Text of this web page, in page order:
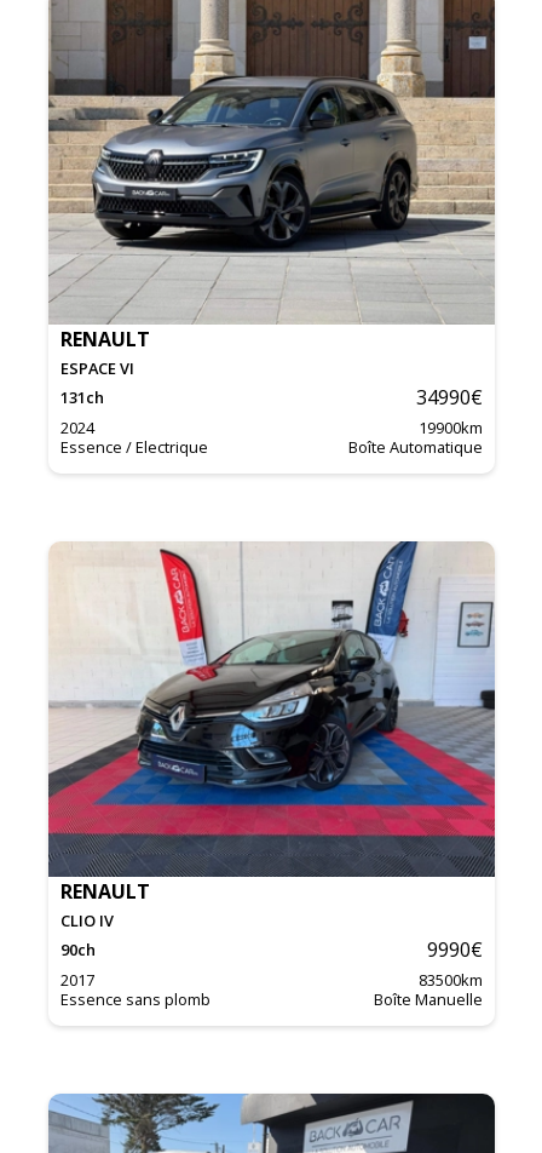
RENAULT
ESPACE VI
131ch 34990€
2024 19900km
Essence / Electrique
Boîte Automatique
RENAULT
CLIO IV
90ch 9990€
2017 83500km
Essence sans plomb
Boîte Manuelle